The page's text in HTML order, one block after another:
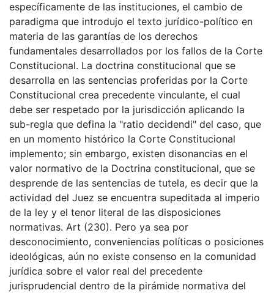
específicamente de las instituciones, el cambio de
paradigma que introdujo el texto jurídico-político en
materia de las garantías de los derechos
fundamentales desarrollados por los fallos de la Corte
Constitucional. La doctrina constitucional que se
desarrolla en las sentencias proferidas por la Corte
Constitucional crea precedente vinculante, el cual
debe ser respetado por la jurisdicción aplicando la
sub-regla que defina la "ratio decidendi" del caso, que
en un momento histórico la Corte Constitucional
implemento; sin embargo, existen disonancias en el
valor normativo de la Doctrina constitucional, que se
desprende de las sentencias de tutela, es decir que la
actividad del Juez se encuentra supeditada al imperio
de la ley y el tenor literal de las disposiciones
normativas. Art (230). Pero ya sea por
desconocimiento, conveniencias políticas o posiciones
ideológicas, aún no existe consenso en la comunidad
jurídica sobre el valor real del precedente
jurisprudencial dentro de la pirámide normativa del